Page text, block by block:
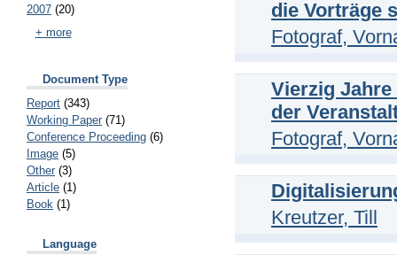
2007 (20)
+ more
Document Type
Report (343)
Working Paper (71)
Conference Proceeding (6)
Image (5)
Other (3)
Article (1)
Book (1)
Language
die Vorträge
Fotograf,
Vierzig
der
Fotograf,
Kreutzer, Till